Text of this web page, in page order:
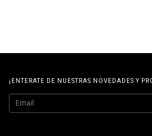
¡ENTERATE DE NUESTRAS NOVEDADES Y